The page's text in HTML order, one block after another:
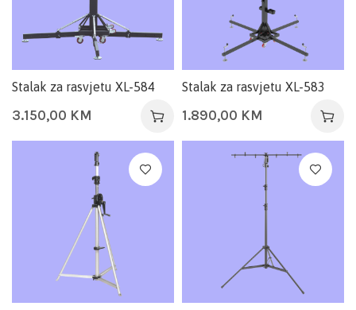
Stalak za rasvjetu XL-584
3.150,00 KM
Stalak za rasvjetu XL-583
1.890,00 KM